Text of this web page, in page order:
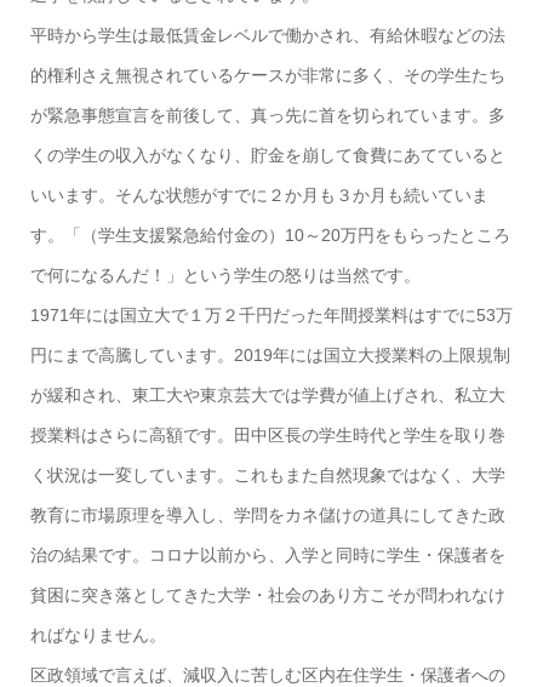
平時から学生は最低賃金レベルで働かされ、有給休暇などの法
的権利さえ無視されているケースが非常に多く、その学生たち
が緊急事態宣言を前後して、真っ先に首を切られています。多
くの学生の収入がなくなり、貯金を崩して食費にあてていると
いいます。そんな状態がすでに２か月も３か月も続いていま
す。「（学生支援緊急給付金の）10～20万円をもらったところ
で何になるんだ！」という学生の怒りは当然です。
1971年には国立大で１万２千円だった年間授業料はすでに53万
円にまで高騰しています。2019年には国立大授業料の上限規制
が緩和され、東工大や東京芸大では学費が値上げされ、私立大
授業料はさらに高額です。田中区長の学生時代と学生を取り巻
く状況は一変しています。これもまた自然現象ではなく、大学
教育に市場原理を導入し、学問をカネ儲けの道具にしてきた政
治の結果です。コロナ以前から、入学と同時に学生・保護者を
貧困に突き落としてきた大学・社会のあり方こそが問われなけ
ればなりません。
区政領域で言えば、減収入に苦しむ区内在住学生・保護者への